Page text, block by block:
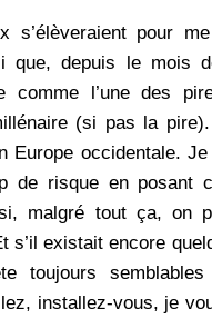
s’élèveraient pour
que, depuis le mois
comme l’une des
(si pas la
Europe occidentale.
de risque en posant
malgré tout ça, on
s’il existait encore
toujours
installez-vous, je